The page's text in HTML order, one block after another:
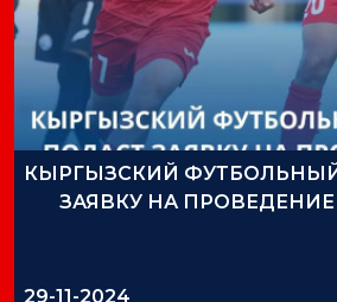
КЫРГЫЗСКИЙ
ЗАЯВКУ НА ПРОВЕДЕНИЕ
29-11-2024